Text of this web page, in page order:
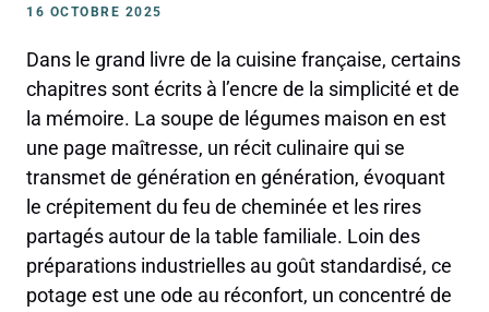
16 OCTOBRE 2025
Dans le grand livre de la cuisine française, certains
chapitres sont écrits à l’encre de la simplicité et de
la mémoire. La soupe de légumes maison en est
une page maîtresse, un récit culinaire qui se
transmet de génération en génération, évoquant
le crépitement du feu de cheminée et les rires
partagés autour de la table familiale. Loin des
préparations industrielles au goût standardisé, ce
potage est une ode au réconfort, un concentré de